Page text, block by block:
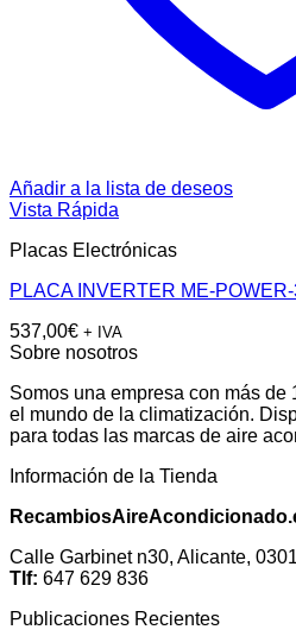
Añadir a la lista de deseos
Vista Rápida
Placas Electrónicas
PLACA INVERTER ME-
537,00€ + IVA
Sobre nosotros
Somos una empresa con más de
el mundo de la climatización.
para todas las marcas de aire
Información de la Tienda
Calle Garbinet n30, Alicante,
Tlf: 647 629 836
Publicaciones Recientes